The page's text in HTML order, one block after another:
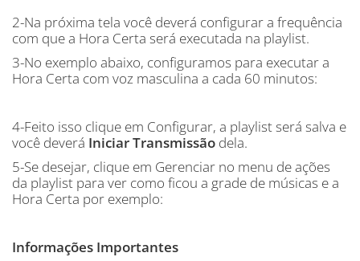
2-Na próxima tela você deverá configurar a frequência
com que a Hora Certa será executada na playlist.
3-No exemplo abaixo, configuramos para executar a
Hora Certa com voz masculina a cada 60 minutos:
4-Feito isso clique em Configurar, a playlist será salva e
você deverá Iniciar Transmissão dela.
5-Se desejar, clique em Gerenciar no menu de ações
da playlist para ver como ficou a grade de músicas e a
Hora Certa por exemplo:
Informações Importantes